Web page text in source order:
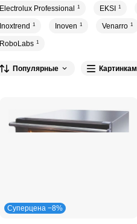
Electrolux Professional 1 EKSI 1
Inoxtrend 1 Inoven 1 Venarro 1
RoboLabs 1
Популярные
Суперцена −8%